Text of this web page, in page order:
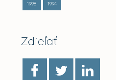
1998
1994
Zdieľať